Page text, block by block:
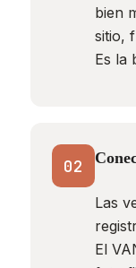
bien
sitio,
Es la
02
Las
El